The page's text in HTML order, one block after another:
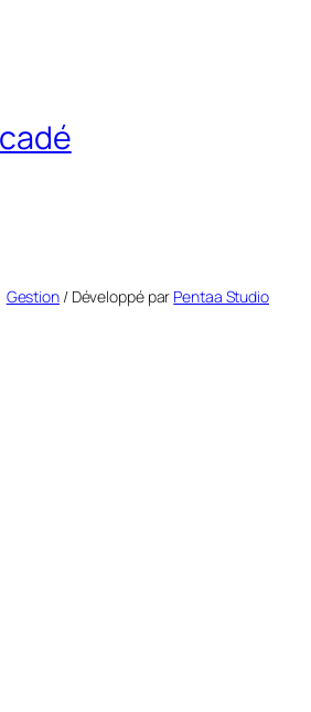
Gestion/ Développé par Pentaa Studio